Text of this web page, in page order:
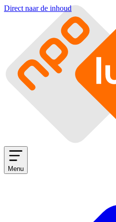
Direct naar de inhoud
Menu